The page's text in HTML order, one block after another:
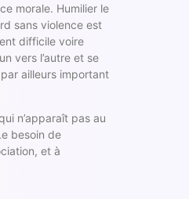
morale. Humilier le
sans violence est
difficile voire
vers l’autre et se
ailleurs important
n’apparaît pas au
besoin de
et à